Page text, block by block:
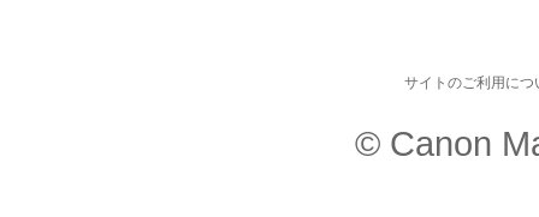
サイトのご利用につ
© Canon